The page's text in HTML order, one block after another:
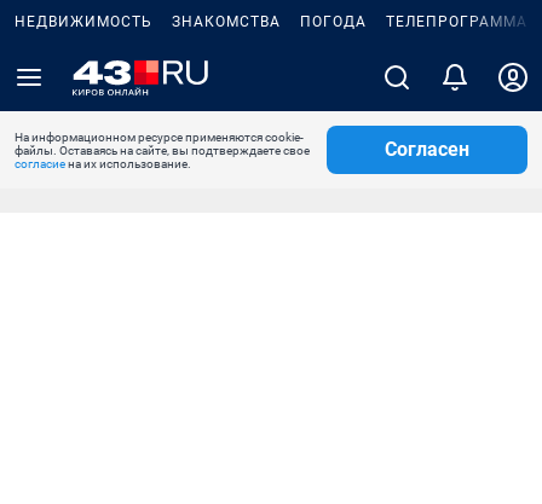
НЕДВИЖИМОСТЬ ЗНАКОМСТВА ПОГОДА ТЕЛЕПРОГРАММА
На информационном ресурсе применяются cookie-
файлы. Оставаясь на сайте, вы подтверждаете свое
согласиена их использование.
Согласен